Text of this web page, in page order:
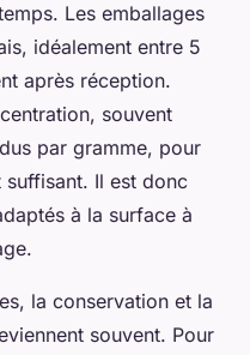
Les emballages
idéalement entre 5
après réception.
souvent
par gramme, pour
suffisant. Il est donc
à la surface à
la conservation et la
souvent. Pour